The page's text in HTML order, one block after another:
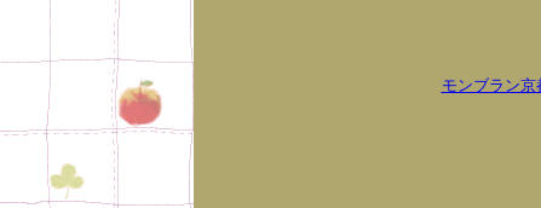
モンブラン京